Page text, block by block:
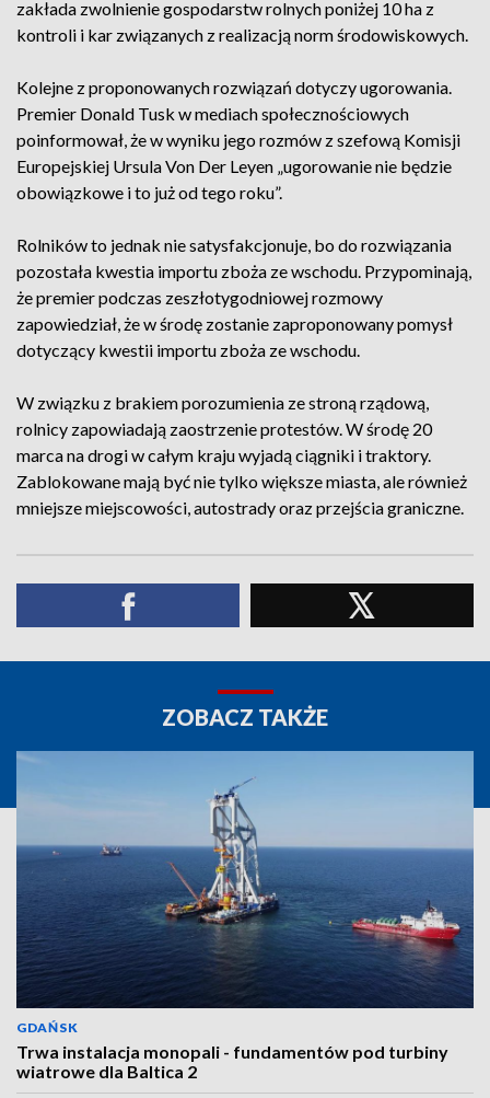
zakłada zwolnienie gospodarstw rolnych poniżej 10 ha z
kontroli i kar związanych z realizacją norm środowiskowych.
Kolejne z proponowanych rozwiązań dotyczy ugorowania.
Premier Donald Tusk w mediach społecznościowych
poinformował, że w wyniku jego rozmów z szefową Komisji
Europejskiej Ursula Von Der Leyen „ugorowanie nie będzie
obowiązkowe i to już od tego roku”.
Rolników to jednak nie satysfakcjonuje, bo do rozwiązania
pozostała kwestia importu zboża ze wschodu. Przypominają,
że premier podczas zeszłotygodniowej rozmowy
zapowiedział, że w środę zostanie zaproponowany pomysł
dotyczący kwestii importu zboża ze wschodu.
W związku z brakiem porozumienia ze stroną rządową,
rolnicy zapowiadają zaostrzenie protestów. W środę 20
marca na drogi w całym kraju wyjadą ciągniki i traktory.
Zablokowane mają być nie tylko większe miasta, ale również
mniejsze miejscowości, autostrady oraz przejścia graniczne.
ZOBACZ TAKŻE
GDAŃSK
Trwa instalacja monopali - fundamentów pod turbiny
wiatrowe dla Baltica 2